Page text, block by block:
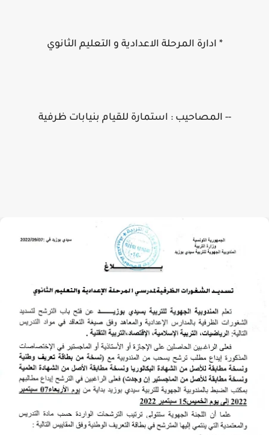
* ادارة المرحلة الاعدادية و التعليم الثانوي
-- المصاحيب : استمارة للقيام بنيابات ظرفية